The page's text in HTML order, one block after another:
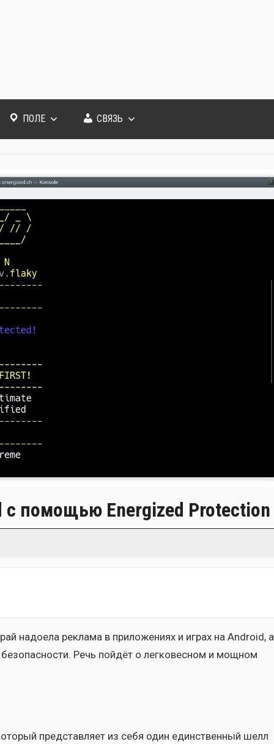
ПОЛЕ СВЯЗЬ
с помощью Energized Protection
надо­е­ла рекла­ма в при­ло­же­ни­ях и играх на Android, а
Речь пой­дёт о лег­ко­вес­ном и мощ­ном
пред­став­ля­ет из себя один един­ствен­ный шелл